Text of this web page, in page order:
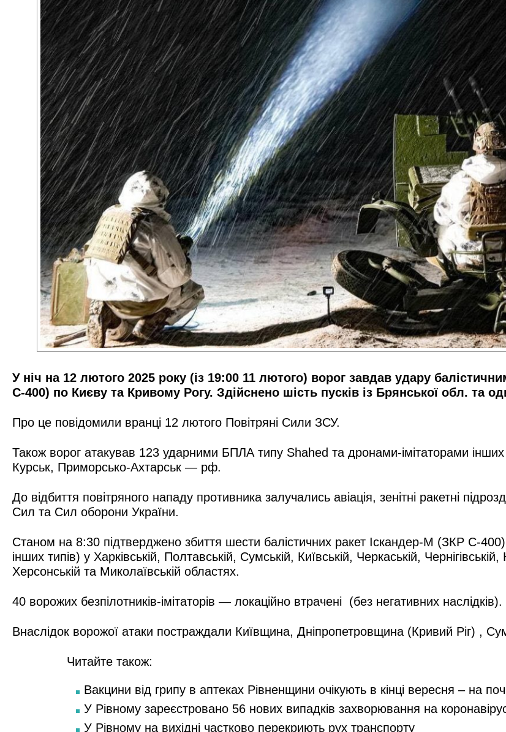
У ніч на 12 лютого 2025 року (із 19:00 11 лютого) ворог завдав удару
С-400) по Києву та Кривому Рогу. Здійснено шість пусків із Брянської обл. та
Про це повідомили вранці 12 лютого Повітряні Сили ЗСУ.
Також ворог атакував 123 ударними БПЛА типу Shahed та дронами-імітаторами
Курськ, Приморсько-Ахтарськ — рф.
До відбиття повітряного нападу противника залучались авіація, зенітні ракетні
Сил та Сил оборони України.
Станом на 8:30 підтверджено збиття шести балістичних ракет Іскандер-М (ЗКР С-
інших типів) у Харківській, Полтавській, Сумській, Київській, Черкаській,
Херсонській та Миколаївській областях.
40 ворожих безпілотників-імітаторів — локаційно втрачені (без негативних наслідків).
Внаслідок ворожої атаки постраждали Київщина, Дніпропетровщина (Кривий Ріг) ,
Читайте також:
Вакцини від грипу в аптеках Рівненщини очікують в кінці вересня – на
У Рівному зареєстровано 56 нових випадків захворювання на
У Рівному на вихідні частково перекриють рух транспорту